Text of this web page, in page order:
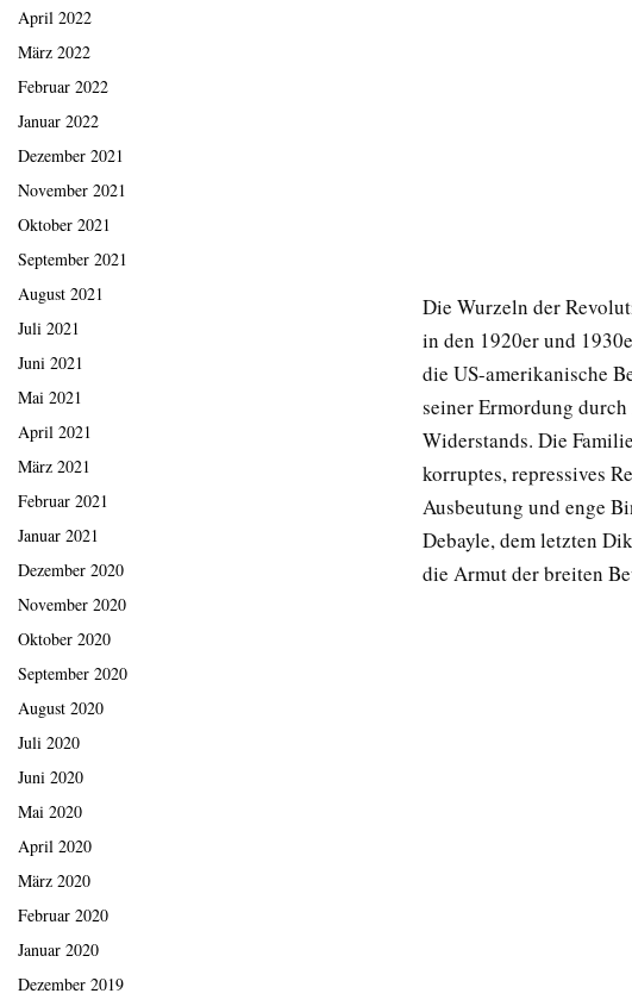
Die Wurzeln der
in den 1920er und
die US-amerikanische
seiner Ermordung
Widerstands. Die
korruptes, repressives
Ausbeutung und enge
Debayle, dem letzten
die Armut der breiten
April 2022
März 2022
Februar 2022
Januar 2022
Dezember 2021
November 2021
Oktober 2021
September 2021
August 2021
Juli 2021
Juni 2021
Mai 2021
April 2021
März 2021
Februar 2021
Januar 2021
Dezember 2020
November 2020
Oktober 2020
September 2020
August 2020
Juli 2020
Juni 2020
Mai 2020
April 2020
März 2020
Februar 2020
Januar 2020
Dezember 2019